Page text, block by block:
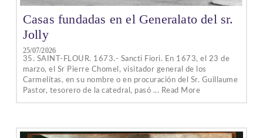
Casas fundadas en el Generalato del sr.
Jolly
25/07/2026
35. SAINT-FLOUR. 1673.- Sancti Fiori. En 1673, el 23 de
marzo, el Sr Pierre Chomel, visitador general de los
Carmelitas, en su nombre o en procuración del Sr. Guillaume
Pastor, tesorero de la catedral, pasó ... Read More